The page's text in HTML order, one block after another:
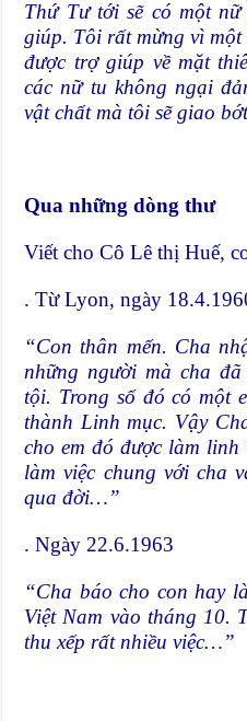
Thứ Tư tới sẽ có một
giúp. Tôi rất mừng vì một
được trợ giúp về mặt
các nữ tu không ngại
vật chất mà tôi sẽ giao
Qua những dòng thư
Viết cho Cô Lê thị Huế,
. Từ Lyon, ngày
“Con thân mến. Cha
những người mà cha
tội. Trong số đó có một
thành Linh mục. Vậy
cho em đó được làm linh
làm việc chung với cha
qua đời…”
. Ngày 22.6.1963
“Cha báo cho con hay
Việt Nam vào tháng 10.
thu xếp rất nhiều việc…”